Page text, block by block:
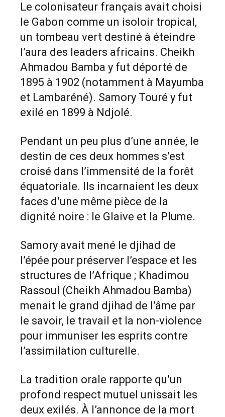
Le colonisateur français avait choisi
le Gabon comme un isoloir tropical,
un tombeau vert destiné à éteindre
l’aura des leaders africains. Cheikh
Ahmadou Bamba y fut déporté de
1895 à 1902 (notamment à Mayumba
et Lambaréné). Samory Touré y fut
exilé en 1899 à Ndjolé.
Pendant un peu plus d’une année, le
destin de ces deux hommes s’est
croisé dans l’immensité de la forêt
équatoriale. Ils incarnaient les deux
faces d’une même pièce de la
dignité noire : le Glaive et la Plume.
Samory avait mené le djihad de
l’épée pour préserver l’espace et les
structures de l’Afrique ; Khadimou
Rassoul (Cheikh Ahmadou Bamba)
menait le grand djihad de l’âme par
le savoir, le travail et la non-violence
pour immuniser les esprits contre
l’assimilation culturelle.
La tradition orale rapporte qu’un
profond respect mutuel unissait les
deux exilés. À l’annonce de la mort